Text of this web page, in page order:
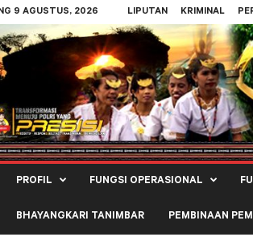
9 AGUSTUS, 2026 LIPUTAN KRIMINAL
PROFIL FUNGSI OPERASIONAL
BHAYANGKARI TANIMBAR PEMBINAAN